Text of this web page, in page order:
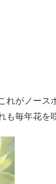
がノース
毎年花を